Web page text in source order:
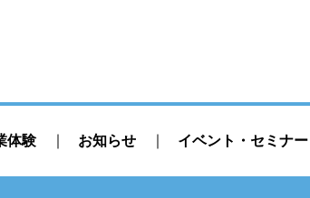
体験 お知らせ イベント・セミナー